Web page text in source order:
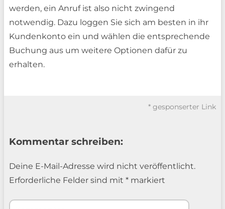
werden, ein Anruf ist also nicht zwingend
notwendig. Dazu loggen Sie sich am besten in ihr
Kundenkonto ein und wählen die entsprechende
Buchung aus um weitere Optionen dafür zu
erhalten.
* gesponserter Link
Kommentar schreiben:
Deine E-Mail-Adresse wird nicht veröffentlicht.
Erforderliche Felder sind mit * markiert